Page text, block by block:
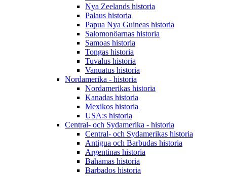
Nya Zeelands historia
Palaus historia
Papua Nya Guineas historia
Salomonöarnas historia
Samoas historia
Tongas historia
Tuvalus historia
Vanuatus historia
Nordamerika - historia
Nordamerikas historia
Kanadas historia
Mexikos historia
USA:s historia
Central- och Sydamerika - historia
Central- och Sydamerikas historia
Antigua och Barbudas historia
Argentinas historia
Bahamas historia
Barbados historia